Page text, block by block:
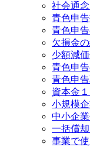
社会通
青色申
青色申
欠損金
少額減
青色申
青色申
資本金
小規模
中小企
一括償
事業で